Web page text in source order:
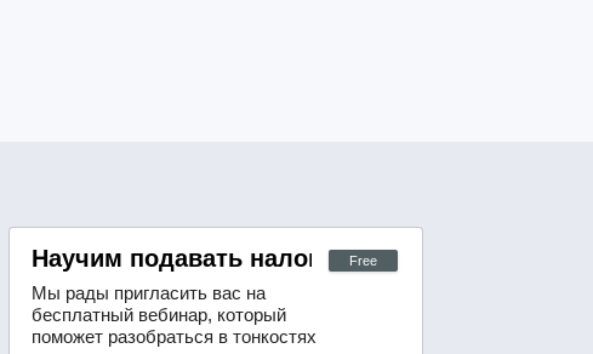
Free
Научим подавать налоговые декларации в
Мы рады пригласить вас на
бесплатный вебинар, который
поможет разобраться в тонкостях